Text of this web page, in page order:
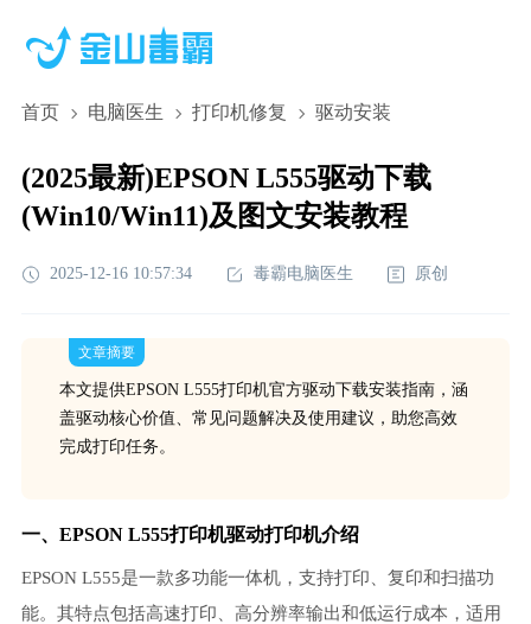
首页 电脑医生 打印机修复 驱动安装
(2025最新)EPSON L555驱动下载
(Win10/Win11)及图文安装教程
2025-12-16 10:57:34 毒霸电脑医生 原创
文章摘要
本文提供EPSON L555打印机官方驱动下载安装指南，涵
盖驱动核心价值、常见问题解决及使用建议，助您高效
完成打印任务。
一、EPSON L555打印机驱动打印机介绍
EPSON L555是一款多功能一体机，支持打印、复印和扫描功
能。其特点包括高速打印、高分辨率输出和低运行成本，适用